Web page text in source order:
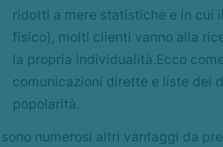
ridotti a mere statistiche e in cui
fisico), molti clienti vanno alla
la propria individualità.Ecco
comunicazioni dirette e liste dei
popolarità.
numerosi altri vantaggi da